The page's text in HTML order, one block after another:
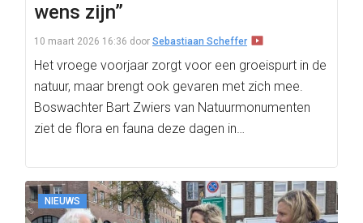
wens zijn”
10 maart 2026 16:36 door Sebastiaan Scheffer
Het vroege voorjaar zorgt voor een groeispurt in de
natuur, maar brengt ook gevaren met zich mee.
Boswachter Bart Zwiers van Natuurmonumenten
ziet de flora en fauna deze dagen in…
NIEUWS